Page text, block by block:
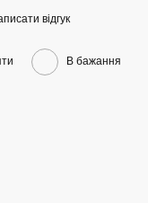
відгук
В бажання